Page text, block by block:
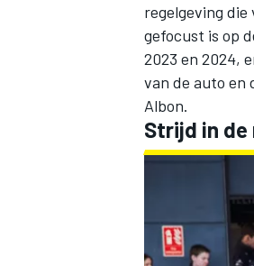
regelgeving
gefocust is op
2023 en 2024,
van de auto en
Albon.
Strijd in